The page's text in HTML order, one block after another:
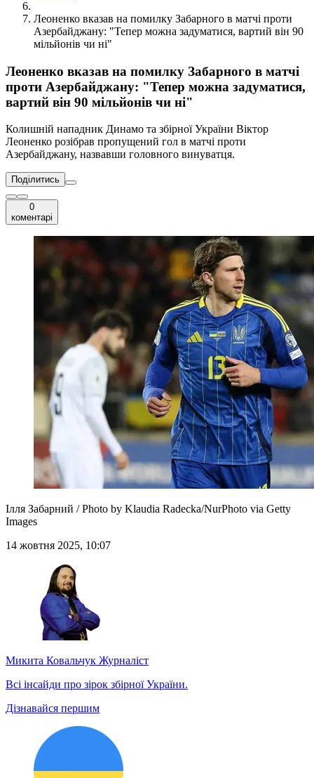
Леоненко вказав на помилку Забарного в матчі проти
Азербайджану: "Тепер можна задуматися, вартий він 90
мільйонів чи ні"
Леоненко вказав на помилку Забарного в матчі
проти Азербайджану: "Тепер можна задуматися,
вартий він 90 мільйонів чи ні"
Колишній нападник Динамо та збірної України Віктор
Леоненко розібрав пропущений гол в матчі проти
Азербайджану, назвавши головного винуватця.
Поділитись
0
коментарі
Ілля Забарний / Photo by Klaudia Radecka/NurPhoto via Getty
Images
14 жовтня 2025, 10:07
Микита Ковальчук Журналіст
Всі інсайди про зірок збірної України.
Дізнавайся першим